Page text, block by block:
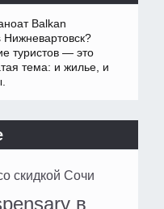
Balkan
туристов — это
тема: и жилье, и
скидкой Сочи
в